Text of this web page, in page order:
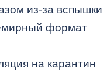
из-за вспышки
формат
на карантин